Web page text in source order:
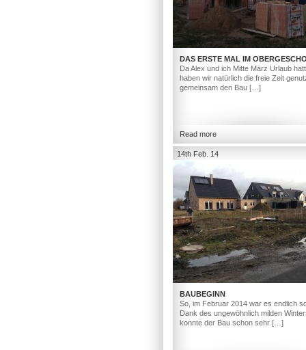
DAS ERSTE MAL IM
Da Alex und ich Mitte März Urlaub
haben wir natürlich die freie Zeit
gemeinsam den Bau […]
Read more
14th Feb. 14
BAUBEGINN
So, im Februar 2014 war es endlich
Dank des ungewöhnlich milden
konnte der Bau schon sehr […]